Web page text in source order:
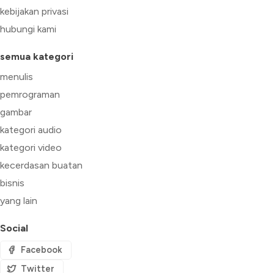
kebijakan privasi
hubungi kami
semua kategori
menulis
pemrograman
gambar
kategori audio
kategori video
kecerdasan buatan
bisnis
yang lain
Social
Facebook
Twitter